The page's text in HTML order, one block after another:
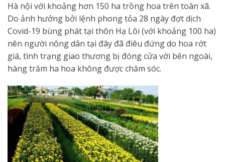
Hà nội với khoảng hơn 150 ha trồng hoa trên toàn xã.
Do ảnh hưởng bởi lệnh phong tỏa 28 ngày đợt dịch
Covid-19 bùng phát tại thôn Hạ Lôi (với khoảng 100 ha)
nên người nông dân tại đây đã điêu đứng do hoa rớt
giá, tình trạng giao thương bị đóng cửa với bên ngoài,
hàng trăm ha hoa không được chăm sóc.